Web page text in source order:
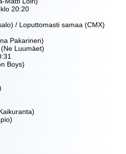
20:20
/ Loputtomasti samaa (CMX)
Pakarinen)
Luumäet)
Boys)